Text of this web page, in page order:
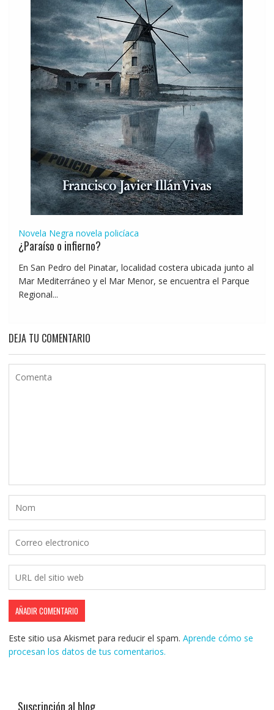
Novela Negra novela policíaca
¿Paraíso o infierno?
En San Pedro del Pinatar, localidad costera ubicada junto al
Mar Mediterráneo y el Mar Menor, se encuentra el Parque
Regional...
DEJA TU COMENTARIO
Este sitio usa Akismet para reducir el spam. Aprende cómo se
procesan los datos de tus comentarios.
Suscripción al blog